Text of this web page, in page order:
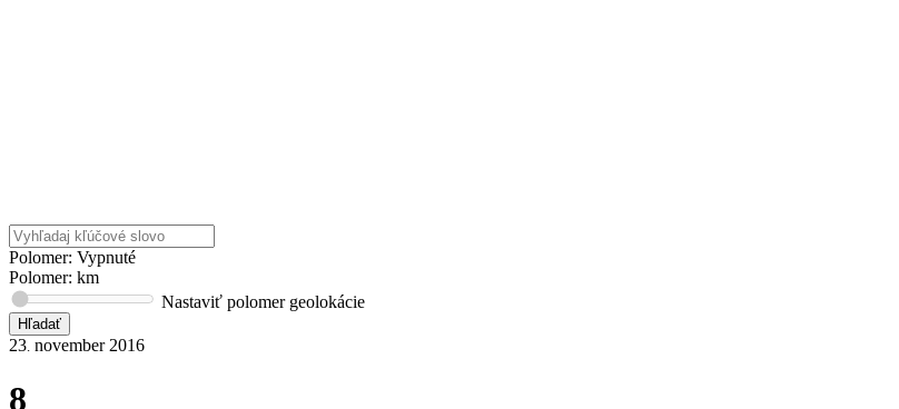
Polomer: Vypnuté
Polomer: km
Nastaviť polomer geolokácie
23. november 2016
8